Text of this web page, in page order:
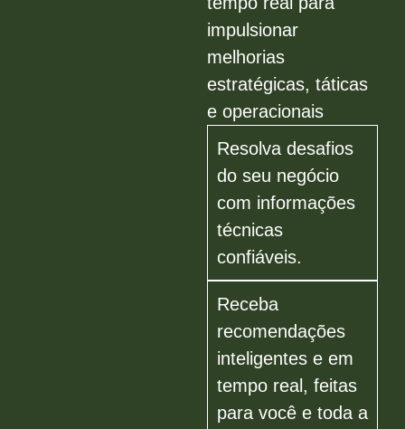
impulsionar
melhorias
estratégicas, táticas
e operacionais
Resolva desafios
do seu negócio
com informações
técnicas
confiáveis.
Receba
recomendações
inteligentes e em
tempo real, feitas
para você e toda a